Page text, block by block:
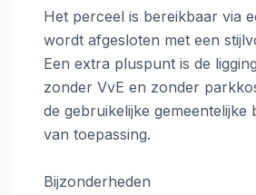
Het perceel is bereikbaar via
wordt afgesloten met een
Een extra pluspunt is de
zonder VvE en zonder
de gebruikelijke gemeentelijke
van toepassing.
Bijzonderheden